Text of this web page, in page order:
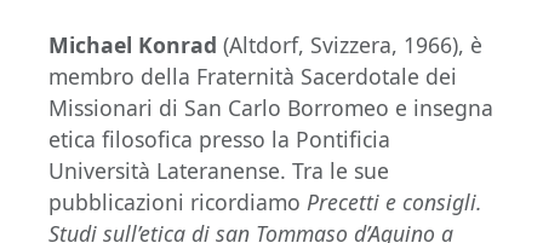
Michael Konrad (Altdorf, Svizzera, 1966), è
membro della Fraternità Sacerdotale dei
Missionari di San Carlo Borromeo e insegna
etica filosofica presso la Pontificia
Università Lateranense. Tra le sue
pubblicazioni ricordiamo Precetti e consigli.
Studi sull’etica di san Tommaso d’Aquino a